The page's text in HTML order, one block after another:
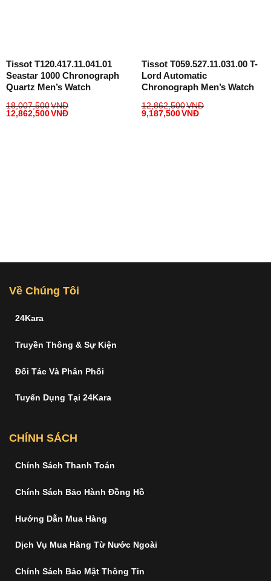
Tissot T120.417.11.041.01
Seastar 1000 Chronograph
Quartz Men’s Watch
18,007,500VNĐ
12,862,500VNĐ
Tissot T059.527.11.031.00 T-
Lord Automatic
Chronograph Men’s Watch
12,862,500VNĐ
9,187,500VNĐ
Về Chúng Tôi
24Kara
Truyền Thông & Sự Kiện
Đối Tác Và Phân Phối
Tuyển Dụng Tại 24Kara
CHÍNH SÁCH
Chính Sách Thanh Toán
Chính Sách Bảo Hành Đồng Hồ
Hướng Dẫn Mua Hàng
Dịch Vụ Mua Hàng Từ Nước Ngoài
Chính Sách Bảo Mật Thông Tin